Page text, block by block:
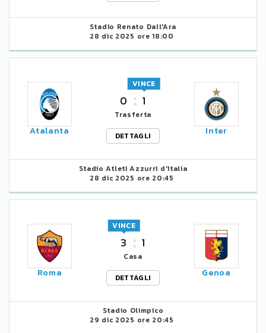
Stadio Renato Dall'Ara
28 dic 2025 ore 18:00
Atalanta
0 1
VINCE
Trasferta
DETTAGLI
Inter
Stadio Atleti Azzurri d'Italia
28 dic 2025 ore 20:45
Roma
3
VINCE
1
Casa
DETTAGLI
Genoa
Stadio Olimpico
29 dic 2025 ore 20:45